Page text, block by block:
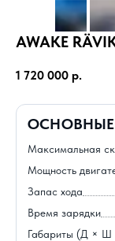
AWAKE
1 720 000 р.
ОСНОВНЫЕ
Максимальная
Мощность
Запас хода
Время зарядки
Габариты (Д × Ш